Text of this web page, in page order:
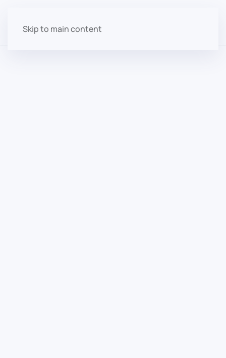
Skip to main content